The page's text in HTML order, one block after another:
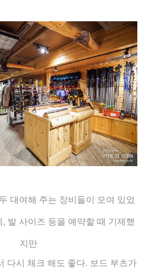
대여해 주는 장비들이 모여 있었
발 사이즈 등을 예약할 때 기제했
지만
다시 체크 해도 좋다. 보드 부츠가